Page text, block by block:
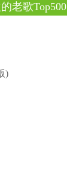
老歌Top500
)